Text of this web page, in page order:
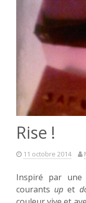
Rise !
11 octobre 2014
Inspiré par une
courants up et